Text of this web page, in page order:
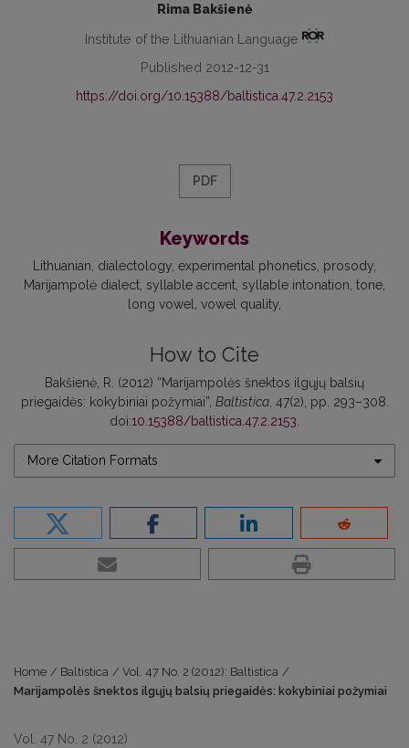
Rima Bakšienė
Institute of the Lithuanian Language
Published 2012-12-31
https://doi.org/10.15388/baltistica.47.2.2153
PDF
Keywords
Lithuanian dialectology experimental phonetics prosody
Marijampolė dialect syllable accent syllable intonation tone
long vowel vowel quality
How to Cite
Bakšienė, R. (2012) “Marijampolės šnektos ilgųjų balsių
priegaidės: kokybiniai požymiai”, Baltistica, 47(2), pp. 293–308.
doi:10.15388/baltistica.47.2.2153.
More Citation Formats
Home / Baltistica / Vol. 47 No. 2 (2012): Baltistica /
Marijampolės šnektos ilgųjų balsių priegaidės: kokybiniai požymiai
Vol. 47 No. 2 (2012)